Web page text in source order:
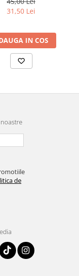
31,50 Lei
IN COS
de